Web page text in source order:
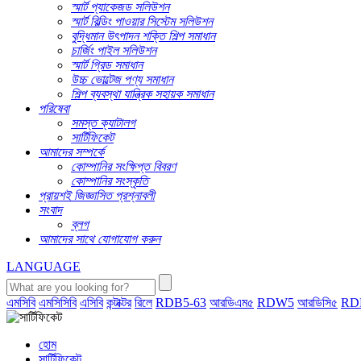
স্মার্ট প্যাকেজড সলিউশন
স্মার্ট বিল্ডিং পাওয়ার সিস্টেম সলিউশন
বুদ্ধিমান উৎপাদন শক্তি শিল্প সমাধান
চার্জিং পাইল সলিউশন
স্মার্ট গ্রিড সমাধান
উচ্চ ভোল্টেজ পণ্য সমাধান
শিল্প ব্যবস্থা যান্ত্রিক সহায়ক সমাধান
পরিষেবা
সমস্ত ক্যাটালগ
সার্টিফিকেট
আমাদের সম্পর্কে
কোম্পানির সংক্ষিপ্ত বিবরণ
কোম্পানির সংস্কৃতি
প্রায়শই জিজ্ঞাসিত প্রশ্নাবলী
সংবাদ
ব্লগ
আমাদের সাথে যোগাযোগ করুন
LANGUAGE
এমসিবি এমসিসিবি এসিবি কন্টাক্টর রিলে RDB5-63 আরডিএম৫ RDW5 আরডিসি৫
হোম